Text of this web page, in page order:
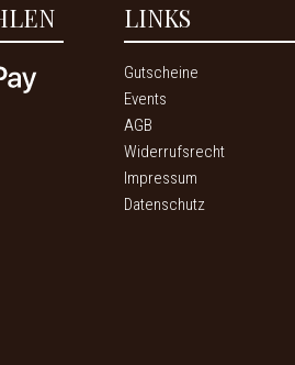
LINKS
Gutscheine
Events
AGB
Widerrufsrecht
Impressum
Datenschutz